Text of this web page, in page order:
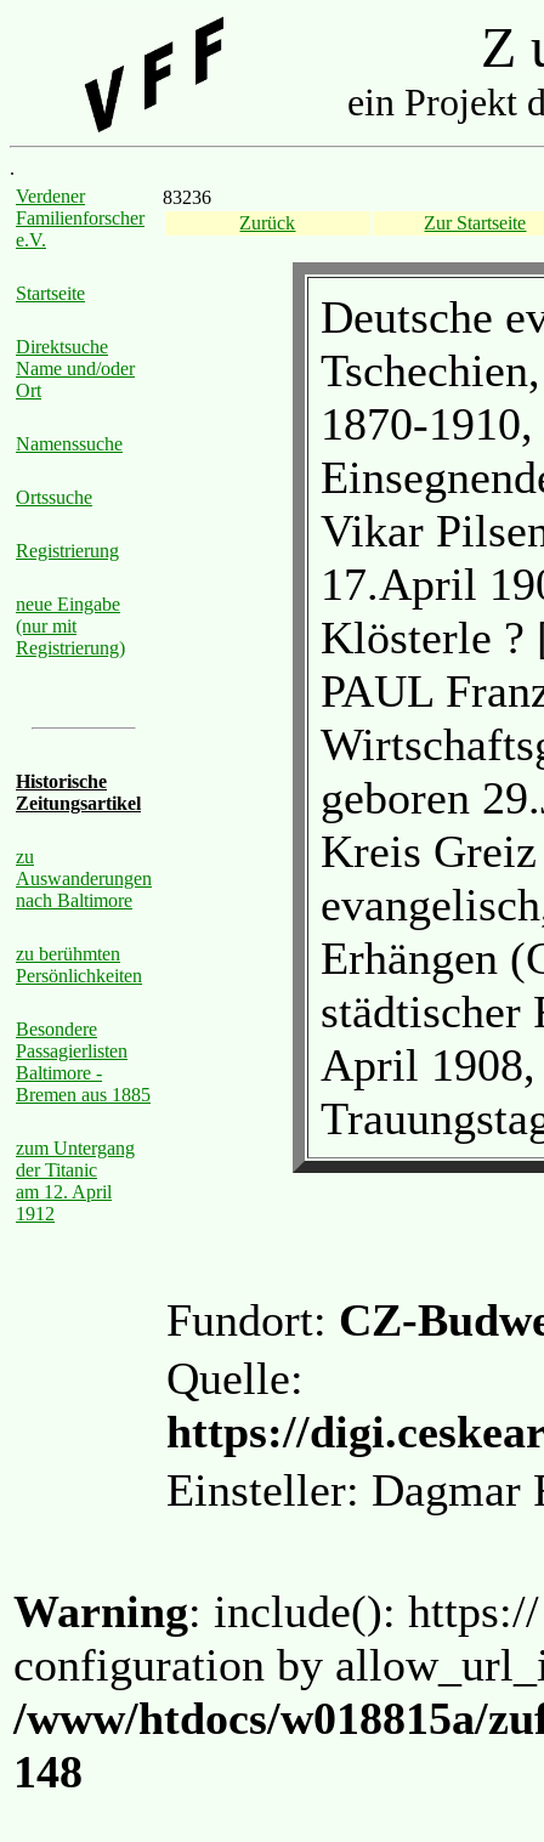
Z
ein Projekt
.
Verdener
Familienforscher
e.V.
Startseite
Direktsuche
Name und/oder
Ort
Namenssuche
Ortssuche
Registrierung
neue Eingabe
(nur mit
Registrierung)
Historische
Zeitungsartikel
zu
Auswanderungen
nach Baltimore
zu berühmten
Persönlichkeiten
Besondere
Passagierlisten
Baltimore -
Bremen aus 1885
zum Untergang
der Titanic
am 12. April
1912
83236
Zurück
Zur Startseite
Deutsche
1870-
Vikar
17.April
Klösterle ?
PAUL
geboren
Kreis
Erhängen
städtischer
April 1908,
Fundort: CZ-
Quelle:
https://
Einsteller:
Warning: include():
configuration by
/www/htdocs/w018815a/
148